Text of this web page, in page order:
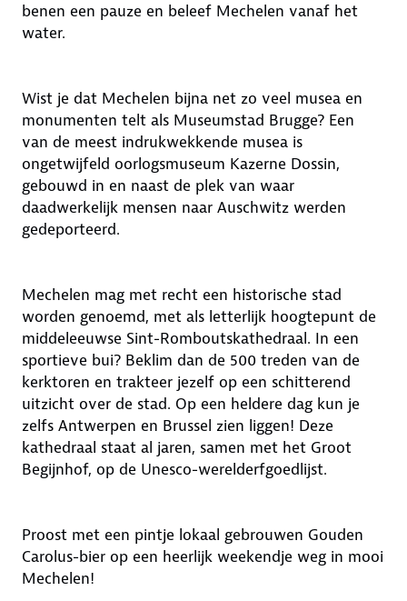
benen een pauze en beleef Mechelen vanaf het
water.
Wist je dat Mechelen bijna net zo veel musea en
monumenten telt als Museumstad Brugge? Een
van de meest indrukwekkende musea is
ongetwijfeld oorlogsmuseum Kazerne Dossin,
gebouwd in en naast de plek van waar
daadwerkelijk mensen naar Auschwitz werden
gedeporteerd.
Mechelen mag met recht een historische stad
worden genoemd, met als letterlijk hoogtepunt de
middeleeuwse Sint-Romboutskathedraal. In een
sportieve bui? Beklim dan de 500 treden van de
kerktoren en trakteer jezelf op een schitterend
uitzicht over de stad. Op een heldere dag kun je
zelfs Antwerpen en Brussel zien liggen! Deze
kathedraal staat al jaren, samen met het Groot
Begijnhof, op de Unesco-werelderfgoedlijst.
Proost met een pintje lokaal gebrouwen Gouden
Carolus-bier op een heerlijk weekendje weg in mooi
Mechelen!